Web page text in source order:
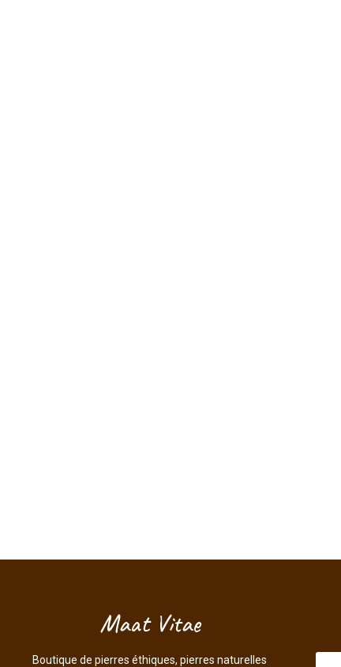
Maat Vitae
Boutique de pierres éthiques, pierres naturelles